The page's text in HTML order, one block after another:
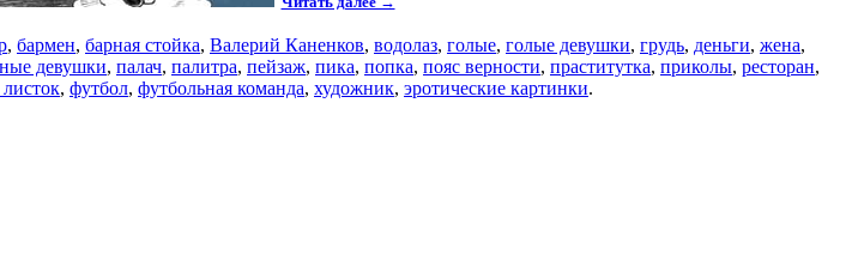
, бармен, барная стойка, Валерий Каненков, водолаз, голые, голые девушки, грудь, деньги, жена,
девушки, палач, палитра, пейзаж, пика, попка, пояс верности, праститутка, приколы, ресторан,
, футбол, футбольная команда, художник, эротические картинки.